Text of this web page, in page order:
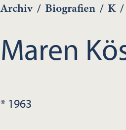
Archiv / Biografien / K /
Maren
* 1963